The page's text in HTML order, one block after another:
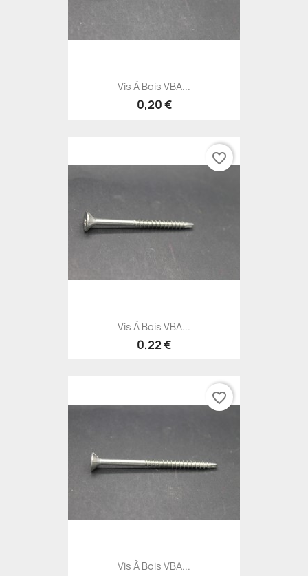
Vis À Bois VBA...
0,20 €
Vis À Bois VBA...
0,22 €
favorite_border
Vis À Bois VBA...
favorite_border